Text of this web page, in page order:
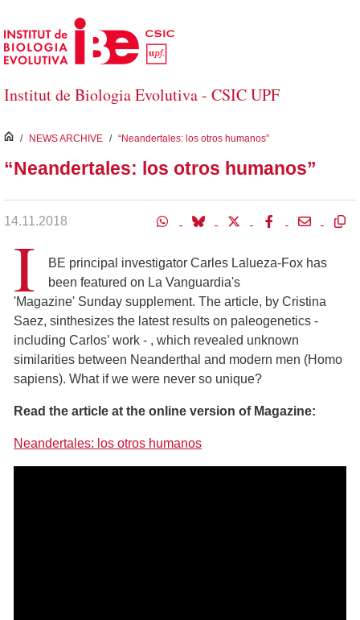
Salta al contingut principal
Institut de Biologia Evolutiva - CSIC UPF
inici
/ NEWS ARCHIVE / “Neandertales: los otros humanos”
“Neandertales: los otros humanos”
14.11.2018
I
BE principal investigator Carles Lalueza-Fox has
been featured on La Vanguardia's
'Magazine' Sunday supplement. The article, by Cristina
Saez, sinthesizes the latest results on paleogenetics -
including Carlos’ work - , which revealed unknown
similarities between Neanderthal and modern men (Homo
sapiens). What if we were never so unique?
Read the article at the online version of Magazine:
Neandertales: los otros humanos